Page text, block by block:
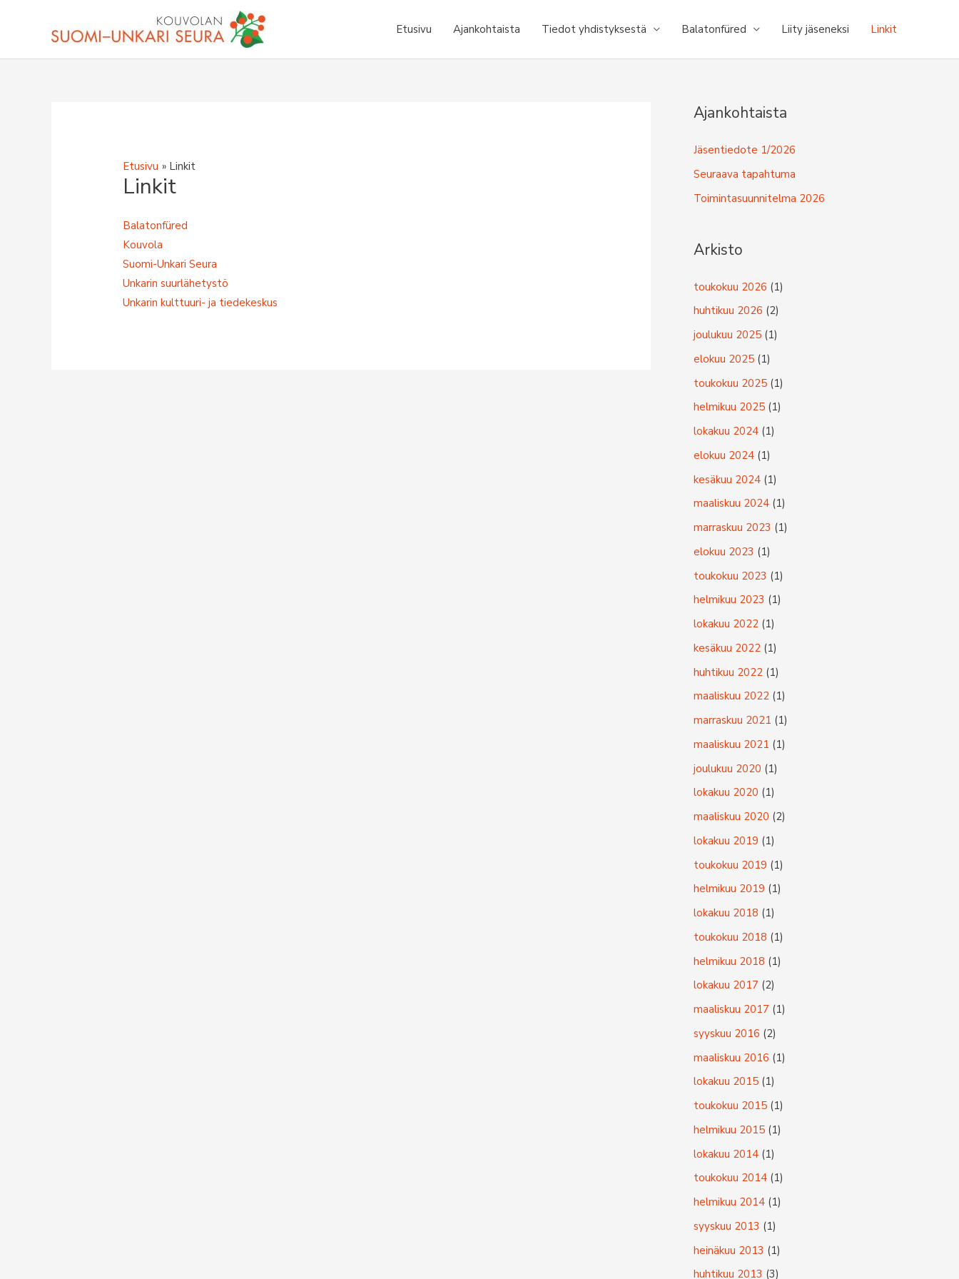
Etusivu Ajankohtaista Tiedot yhdistyksestä Balatonfüred Liity jäseneksi Linkit
Etusivu Linkit
Linkit
Balatonfüred
Kouvola
Suomi-Unkari Seura
Unkarin suurlähetystö
Unkarin kulttuuri- ja tiedekeskus
Ajankohtaista
Jäsentiedote 1/2026
Seuraava tapahtuma
Toimintasuunnitelma 2026
Arkisto
toukokuu 2026 (1)
huhtikuu 2026 (2)
joulukuu 2025 (1)
elokuu 2025 (1)
toukokuu 2025 (1)
helmikuu 2025 (1)
lokakuu 2024 (1)
elokuu 2024 (1)
kesäkuu 2024 (1)
maaliskuu 2024 (1)
marraskuu 2023 (1)
elokuu 2023 (1)
toukokuu 2023 (1)
helmikuu 2023 (1)
lokakuu 2022 (1)
kesäkuu 2022 (1)
huhtikuu 2022 (1)
maaliskuu 2022 (1)
marraskuu 2021 (1)
maaliskuu 2021 (1)
joulukuu 2020 (1)
lokakuu 2020 (1)
maaliskuu 2020 (2)
lokakuu 2019 (1)
toukokuu 2019 (1)
helmikuu 2019 (1)
lokakuu 2018 (1)
toukokuu 2018 (1)
helmikuu 2018 (1)
lokakuu 2017 (2)
maaliskuu 2017 (1)
syyskuu 2016 (2)
maaliskuu 2016 (1)
lokakuu 2015 (1)
toukokuu 2015 (1)
helmikuu 2015 (1)
lokakuu 2014 (1)
toukokuu 2014 (1)
helmikuu 2014 (1)
syyskuu 2013 (1)
heinäkuu 2013 (1)
huhtikuu 2013 (3)